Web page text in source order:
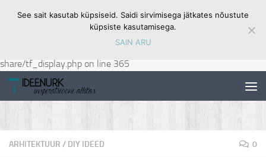
Warning : Undefined variable $url in
/data05/virt69133/domeenid/www.ideenurk.ee/htdocs/wp-
share/tf_display.php on line 365
Skip to content
ARHITEKTUUR / DIY IDEED 0
See sait kasutab küpsiseid. Saidi sirvimisega jätkates nõustute
küpsiste kasutamisega.
SAIN ARU